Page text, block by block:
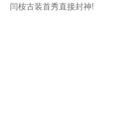
闫桉古装首秀直接封神!